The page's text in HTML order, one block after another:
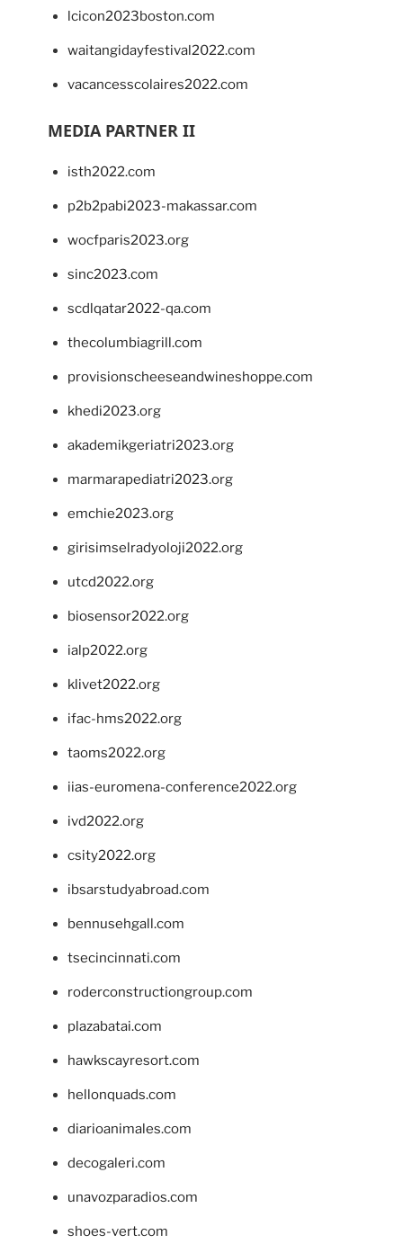
lcicon2023boston.com
waitangidayfestival2022.com
vacancesscolaires2022.com
MEDIA PARTNER II
isth2022.com
p2b2pabi2023-makassar.com
wocfparis2023.org
sinc2023.com
scdlqatar2022-qa.com
thecolumbiagrill.com
provisionscheeseandwineshoppe.com
khedi2023.org
akademikgeriatri2023.org
marmarapediatri2023.org
emchie2023.org
girisimselradyoloji2022.org
utcd2022.org
biosensor2022.org
ialp2022.org
klivet2022.org
ifac-hms2022.org
taoms2022.org
iias-euromena-conference2022.org
ivd2022.org
csity2022.org
ibsarstudyabroad.com
bennusehgall.com
tsecincinnati.com
roderconstructiongroup.com
plazabatai.com
hawkscayresort.com
hellonquads.com
diarioanimales.com
decogaleri.com
unavozparadios.com
shoes-vert.com